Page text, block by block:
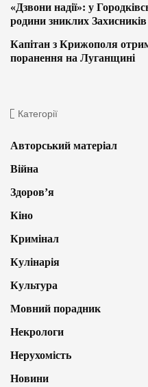
«Дзвони надії»: у
родини зниклих Захисників
Капітан з Крижополя
поранення на Луганщині
Категорії
Авторський матеріал
Війна
Здоров’я
Кіно
Кримінал
Кулінарія
Культура
Мовний порадник
Некрологи
Нерухомість
Новини